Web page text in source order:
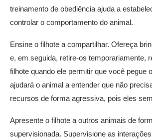
treinamento de obediência ajuda a
controlar o comportamento do animal.
Ensine o filhote a compartilhar. Ofereça
e, em seguida, retire-os temporariamente,
filhote quando ele permitir que você pegue
ajudará o animal a entender que não
recursos de forma agressiva, pois eles
Apresente o filhote a outros animais de
supervisionada. Supervisione as